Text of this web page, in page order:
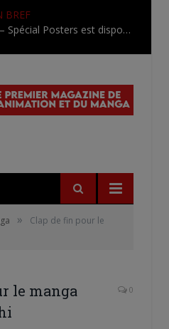
BREF
L’AnimeLand Hors-Série – Spécial Posters est disponible !
»
Clap de fin pour le
le manga
0